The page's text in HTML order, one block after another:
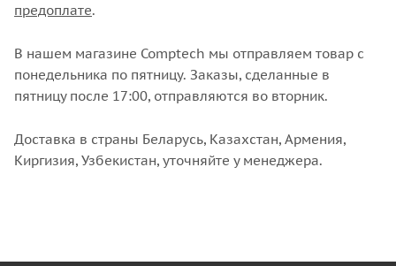
предоплате.
В нашем магазине Comptech мы отправляем товар с
понедельника по пятницу. Заказы, сделанные в
пятницу после 17:00, отправляются во вторник.
Доставка в страны Беларусь, Казахстан, Армения,
Киргизия, Узбекистан, уточняйте у менеджера.